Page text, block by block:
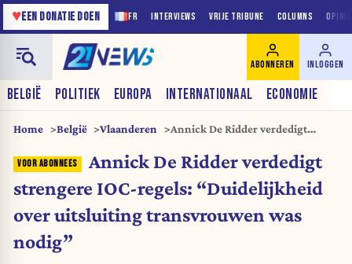
FR INTERVIEWS VRIJE TRIBUNE COLUMNS
♥EEN DONATIE DOEN
BELGIË POLITIEK EUROPA INTERNATIONAAL ECONOMIE
ABONNEREN INLOGGEN
Home België Vlaanderen
Annick De Ridder verdedigt
“Duidelijkheid over uitsluiting
transvrouwen was nodig”
Annick De Ridder verdedigt
strengere IOC-regels: “Duidelijkheid
over uitsluiting transvrouwen was
nodig”